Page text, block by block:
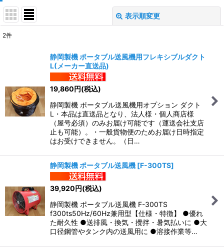
表示順変更
2件
静岡製機 ポータブル送風機用フレキシブルダクト
L(メーカー直送品)
19,860円(税込)
静岡製機 ポータブル送風機用オプション ダクト
L・本品は直送品となり、法人様・個人商店様
（屋号必須）のみお届け可能です（運送会社支店
止も可能）。・一般貨物便のためお届け日時指定
はお受けできません。（日…
静岡製機 ポータブル送風機 [F-300TS]
39,920円(税込)
静岡製機 ポータブル送風機 F-300TS
f300ts50Hz/60Hz兼用型【仕様・特徴】 ●優れ
た耐久性 ●送排風・換気・攪拌・暑気払いに ●大
口径鋼管やタンク内の送風用に ●溶接作業等…